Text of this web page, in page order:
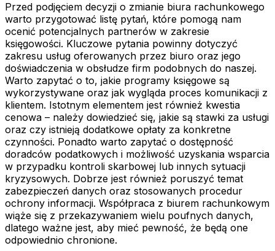
Przed podjęciem decyzji o zmianie biura rachunkowego
warto przygotować listę pytań, które pomogą nam
ocenić potencjalnych partnerów w zakresie
księgowości. Kluczowe pytania powinny dotyczyć
zakresu usług oferowanych przez biuro oraz jego
doświadczenia w obsłudze firm podobnych do naszej.
Warto zapytać o to, jakie programy księgowe są
wykorzystywane oraz jak wygląda proces komunikacji z
klientem. Istotnym elementem jest również kwestia
cenowa – należy dowiedzieć się, jakie są stawki za usługi
oraz czy istnieją dodatkowe opłaty za konkretne
czynności. Ponadto warto zapytać o dostępność
doradców podatkowych i możliwość uzyskania wsparcia
w przypadku kontroli skarbowej lub innych sytuacji
kryzysowych. Dobrze jest również poruszyć temat
zabezpieczeń danych oraz stosowanych procedur
ochrony informacji. Współpraca z biurem rachunkowym
wiąże się z przekazywaniem wielu poufnych danych,
dlatego ważne jest, aby mieć pewność, że będą one
odpowiednio chronione.